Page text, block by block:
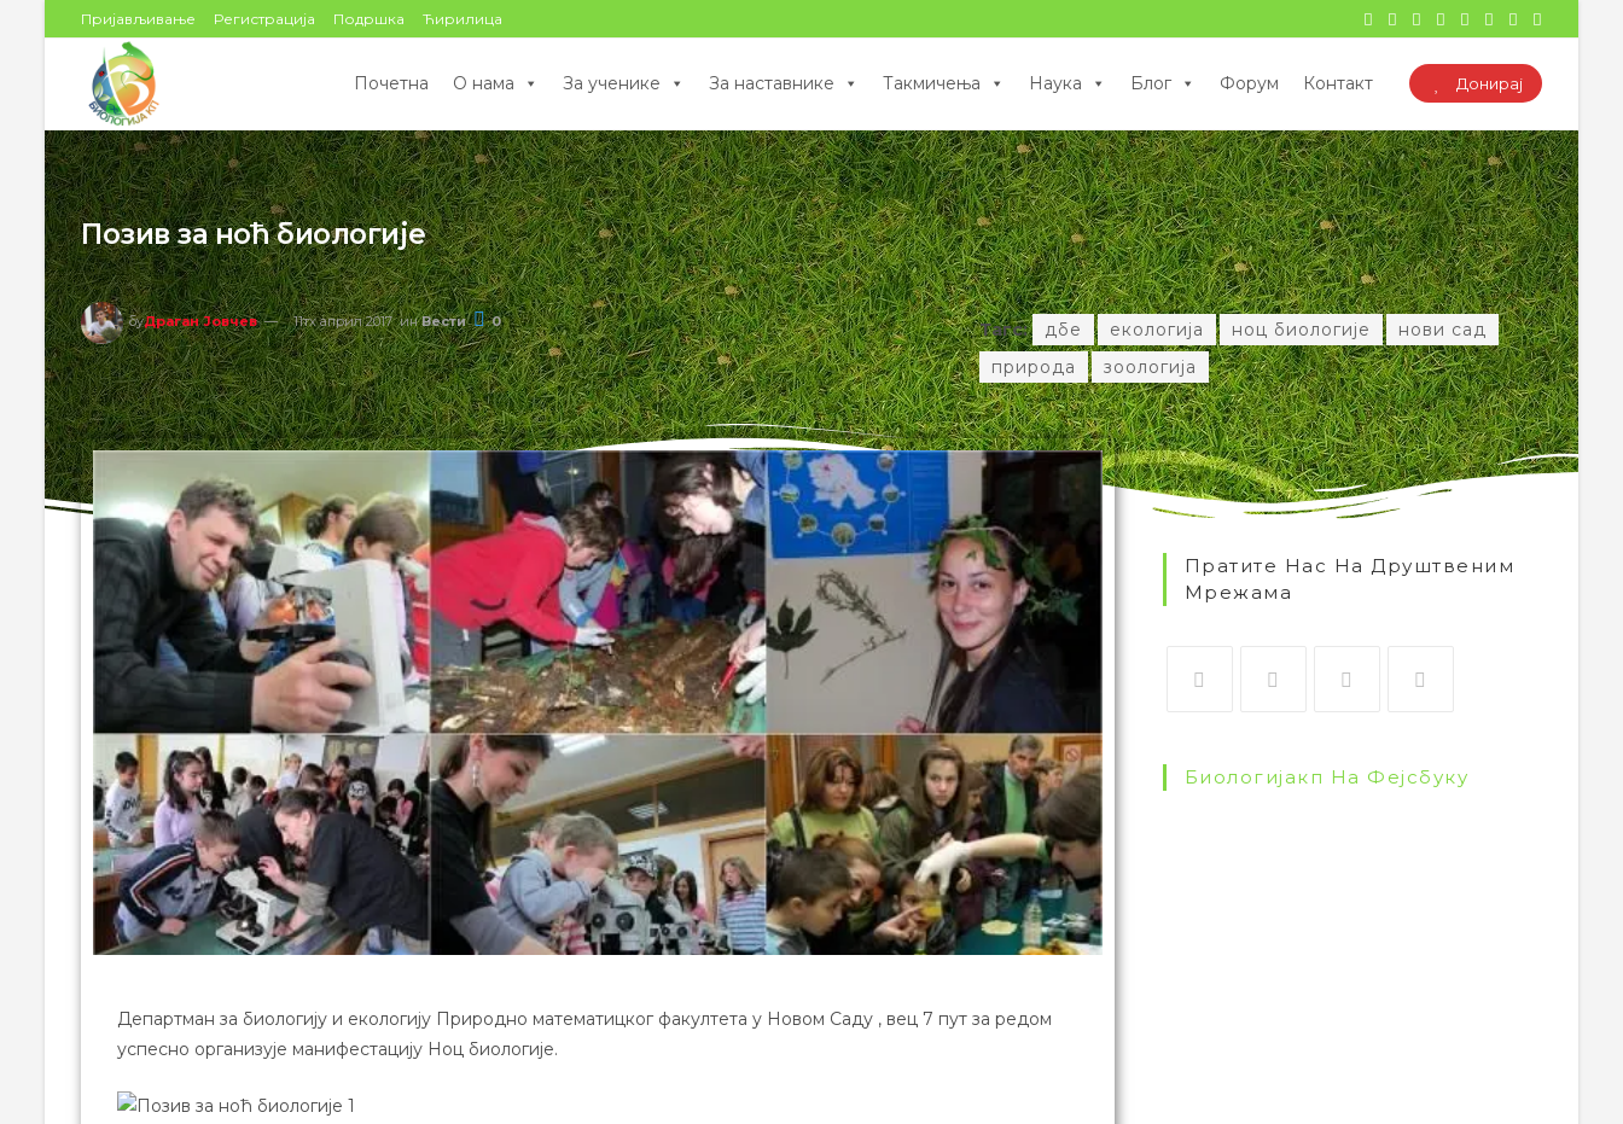
Пријављивање Регистрација Подршка Ћирилица
Донирај
Почетна О нама За ученике За наставнике Такмичења Наука Блог Форум Контакт
Позив за ноћ биологије
бyДраган Јовчев 11тх април 2017 ин Вести 0 Тагс: дбе екологија ноц биологије
нови сад
природа
зоологија
Департман за биологију и екологију Природно математицког факултета у Новом Саду , вец 7 пут за редом
успесно организује манифестацију Ноц биологије.
Пратите Нас На Друштвеним
Мрежама
Биологијакп На Фејсбуку